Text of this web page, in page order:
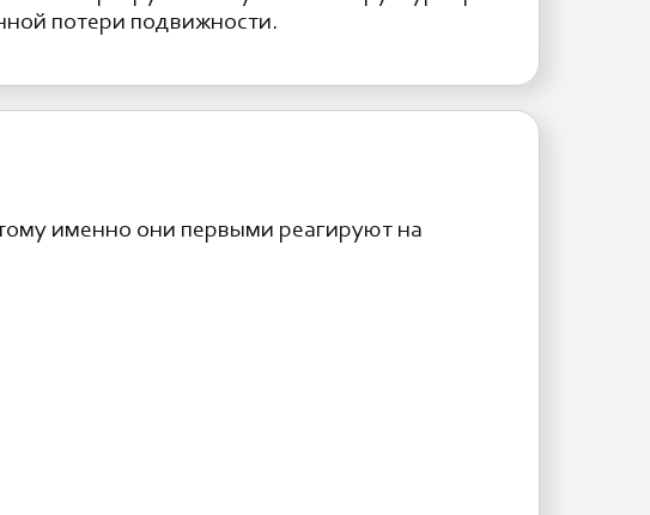
потери подвижности.
именно они первыми реагируют на